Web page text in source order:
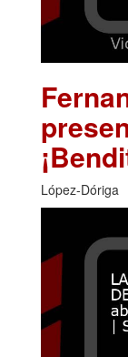
López-Dóriga